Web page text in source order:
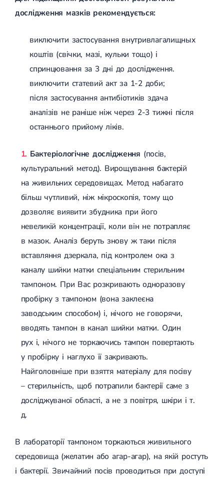
дослідження мазків рекомендується:
виключити застосування внутривлагалищных
коштів (свічки, мазі, кульки тощо) і
спринцювання за 3 дні до дослідження.
виключити статевий акт за 1-2 доби;
після застосування антибіотиків здача
аналізів не раніше ніж через 2-3 тижні після
останнього прийому ліків.
Бактеріологічне дослідження (посів,
культуральний метод). Вирощування бактерій
на живильних середовищах. Метод набагато
більш чутливий, ніж мікроскопія, тому що
дозволяє виявити збудника при його
невеликій концентрації, коли він не потрапляє
в мазок. Аналіз беруть знову ж таки після
вставляння дзеркала, під контролем ока з
каналу шийки матки спеціальним стерильним
тампоном. При Вас розкривають одноразову
пробірку з тампоном (вона заклеєна
заводським способом) і, нічого не говорячи,
вводять тампон в канал шийки матки. Один
рух і, нічого не торкаючись тампон повертають
у пробірку і наглухо її закривають.
Найголовніше при взяття матеріалу для посіву
– стерильність, щоб потрапили бактерії саме з
досліджуваної області, а не з повітря, шкіри і т.
д.
В лабораторії тампоном торкаються живильного
середовища (желатин або агар-агар), на якій ростуть
і бактерії. Звичайний посів проводиться при доступі